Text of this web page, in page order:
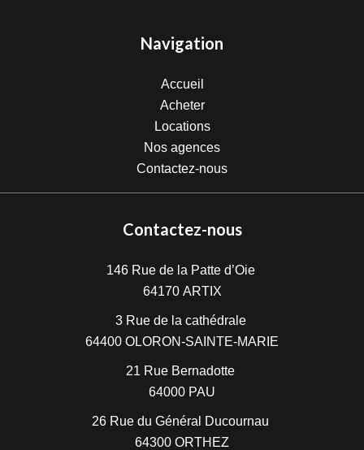
Navigation
Accueil
Acheter
Locations
Nos agences
Contactez-nous
Contactez-nous
146 Rue de la Patte d’Oie
64170 ARTIX
3 Rue de la cathédrale
64400 OLORON-SAINTE-MARIE
21 Rue Bernadotte
64000 PAU
26 Rue du Général Ducournau
64300 ORTHEZ